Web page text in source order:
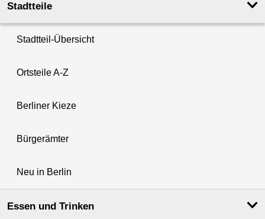
Stadtteile
Stadtteil-Übersicht
Ortsteile A-Z
Berliner Kieze
Bürgerämter
Neu in Berlin
Essen und Trinken